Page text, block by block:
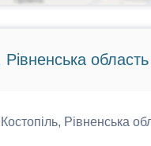
Рівненська
Костопіль, Рівненська